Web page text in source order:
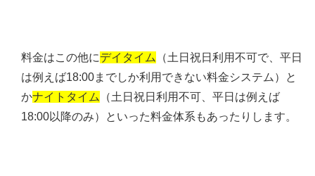
料金はこの他にデイタイム （土日祝日利用不可で、平日
は例えば18:00までしか利用できない料金システム）と
かナイトタイム （土日祝日利用不可、平日は例えば
18:00以降のみ）といった料金体系もあったりします。